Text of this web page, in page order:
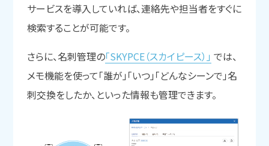
サービスを導入していれば、連絡先や担当者をすぐに
検索することが可能です。
さらに、名刺管理の「SKYPCE（スカイピース）」 では、
メモ機能を使って「誰が」「いつ」「どんなシーンで」名
刺交換をしたか、といった情報も管理できます。